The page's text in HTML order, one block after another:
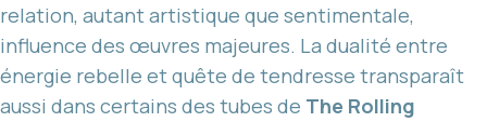
relation, autant artistique que sentimentale,
influence des œuvres majeures. La dualité entre
énergie rebelle et quête de tendresse transparaît
aussi dans certains des tubes de The Rolling